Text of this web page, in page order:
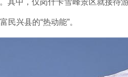
其中，仅岗什卡雪峰景区就接待
兴县的“热动能”。